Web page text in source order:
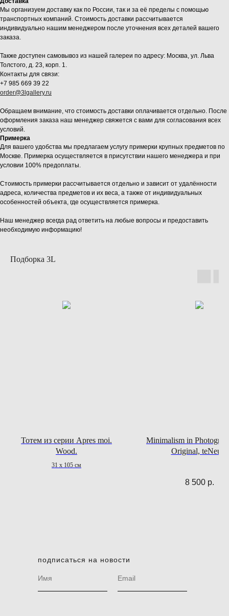
Мы организуем доставку как по России, так и за её пределы с помощью
транспортных компаний. Стоимость доставки рассчитывается
индивидуально нашим менеджером после уточнения всех деталей вашего
заказа.
Также доступен самовывоз из нашей галереи по адресу: Москва, ул. Льва
Толстого, д. 23, корп. 1.
Контакты для связи:
+7 985 669 39 22
order@3lgallery.ru
Обращаем внимание, что стоимость доставки оплачивается отдельно. После
оформления заказа наш менеджер свяжется с вами для согласования всех
условий.
Примерка
Для вашего удобства мы предлагаем услугу примерки крупных предметов по
Москве. Примерка осуществляется в присутствии нашего менеджера и при
условии 100% предоплаты.
Стоимость примерки рассчитывается отдельно и зависит от удалённости
адреса, количества предметов и их веса, а также от индивидуальных
особенностей объекта, где осуществляется примерка.
Наш менеджер всегда рад ответить на любые вопросы и предоставить
необходимую информацию!
Подборка 3L
Тотем из серии Apres moi.
Wood.
31 х 105 см
Minimalism in
Original, teNeues
8 500 р.
подписаться на новости